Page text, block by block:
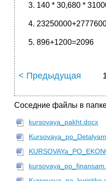
140 * 30,680 *
896+1200=2096
< Предыдущая
Соседние файлы в
kursovaya_pakht.docx